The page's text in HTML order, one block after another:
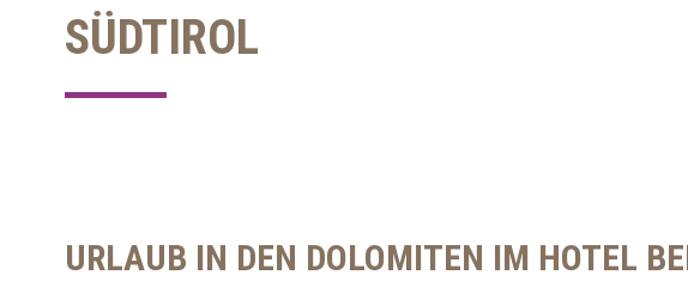
SÜDTIROL
URLAUB IN DEN DOLOMITEN IM HOTEL